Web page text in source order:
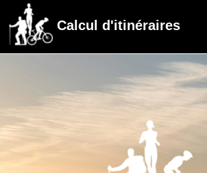
Calcul d'itinéraires